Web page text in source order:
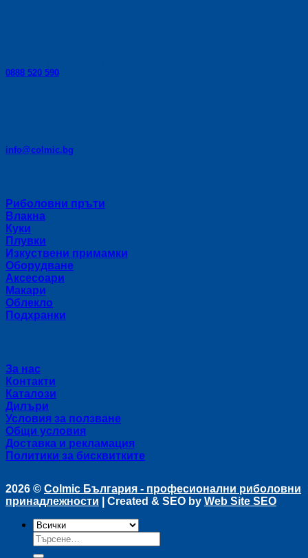
0888 520 590
info@colmic.bg
Риболовни пръти
Влакна
Куки
Плувки
Изкуствени примамки
Оборудване
Аксесоари
Макари
Облекло
Подхранки
За нас
Контакти
Каталози
Дилъри
Условия за ползване
Общи условия
Доставка и рекламация
Политики за бисквитките
2026 © Colmic България - професионални риболовни
принадлежности | Created & SEO by Web Site SEO
Търсене
за: